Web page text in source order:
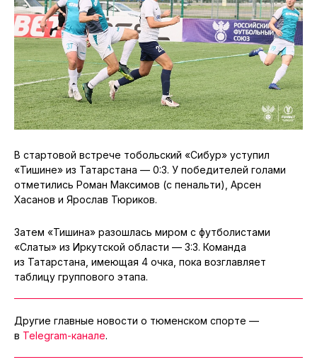
В стартовой встрече тобольский «Сибур» уступил
«Тишине» из Татарстана — 0:3. У победителей голами
отметились Роман Максимов (с пенальти), Арсен
Хасанов и Ярослав Тюриков.
Затем «Тишина» разошлась миром с футболистами
«Слаты» из Иркутской области — 3:3. Команда
из Татарстана, имеющая 4 очка, пока возглавляет
таблицу группового этапа.
Другие главные новости о тюменском спорте —
в Telegram-канале.